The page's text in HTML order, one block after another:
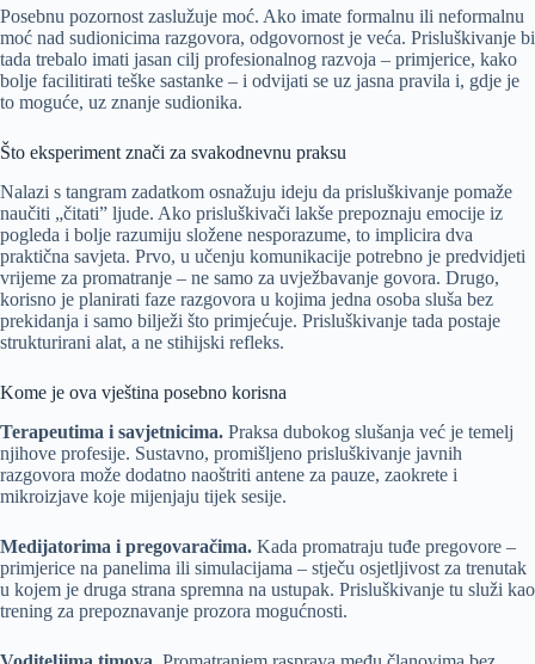
Posebnu pozornost zaslužuje moć. Ako imate formalnu ili neformalnu
moć nad sudionicima razgovora, odgovornost je veća. Prisluškivanje bi
tada trebalo imati jasan cilj profesionalnog razvoja – primjerice, kako
bolje facilitirati teške sastanke – i odvijati se uz jasna pravila i, gdje je
to moguće, uz znanje sudionika.
Što eksperiment znači za svakodnevnu praksu
Nalazi s tangram zadatkom osnažuju ideju da prisluškivanje pomaže
naučiti „čitati” ljude. Ako prisluškivači lakše prepoznaju emocije iz
pogleda i bolje razumiju složene nesporazume, to implicira dva
praktična savjeta. Prvo, u učenju komunikacije potrebno je predvidjeti
vrijeme za promatranje – ne samo za uvježbavanje govora. Drugo,
korisno je planirati faze razgovora u kojima jedna osoba sluša bez
prekidanja i samo bilježi što primjećuje. Prisluškivanje tada postaje
strukturirani alat, a ne stihijski refleks.
Kome je ova vještina posebno korisna
Terapeutima i savjetnicima. Praksa dubokog slušanja već je temelj
njihove profesije. Sustavno, promišljeno prisluškivanje javnih
razgovora može dodatno naoštriti antene za pauze, zaokrete i
mikroizjave koje mijenjaju tijek sesije.
Medijatorima i pregovaračima. Kada promatraju tuđe pregovore –
primjerice na panelima ili simulacijama – stječu osjetljivost za trenutak
u kojem je druga strana spremna na ustupak. Prisluškivanje tu služi kao
trening za prepoznavanje prozora mogućnosti.